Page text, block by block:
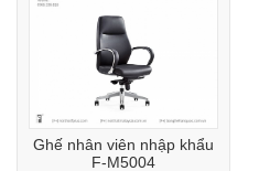
Ghế nhân viên nhập khẩu
F-M5004